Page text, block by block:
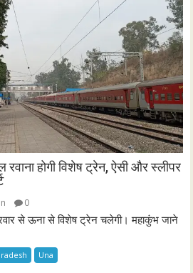
होगी विशेष ट्रेन, ऐसी और स्लीपर
0
से ऊना से विशेष ट्रेन चलेगी। महाकुंभ जाने
Una